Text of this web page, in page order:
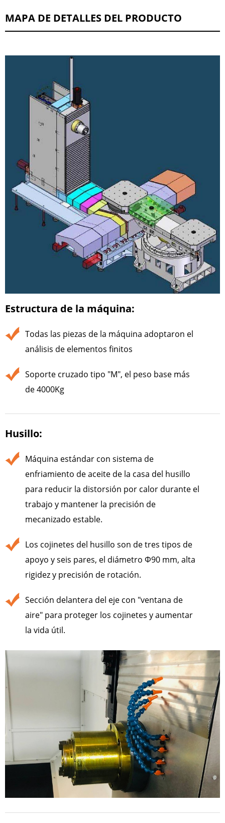
MAPA DE DETALLES DEL PRODUCTO
Estructura de la máquina:
Todas las piezas de la máquina adoptaron el
análisis de elementos finitos
Soporte cruzado tipo "M", el peso base más
de 4000Kg
Husillo:
Máquina estándar con sistema de
enfriamiento de aceite de la casa del husillo
para reducir la distorsión por calor durante el
trabajo y mantener la precisión de
mecanizado estable.
Los cojinetes del husillo son de tres tipos de
apoyo y seis pares, el diámetro Φ90 mm, alta
rigidez y precisión de rotación.
Sección delantera del eje con "ventana de
aire" para proteger los cojinetes y aumentar
la vida útil.